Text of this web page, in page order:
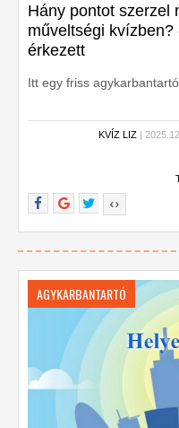
Hány pontot szerzel
műveltségi
érkezett
Itt egy friss
KVÍZ LIZ|
AGYKARBANTARTÓ